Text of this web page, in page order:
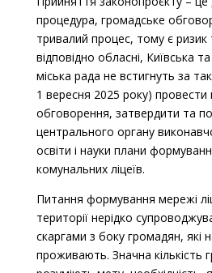
процедура, громадське
тривалий процес, тому є
відповідно обласні, Київська
міська рада не встигнуть за
1 вересня 2025 року) провести
обговорення, затвердити та
центрального органу
освіти і науки плани
комунальних ліцеїв.
Питання формування мережі
території нерідко
скаргами з боку громадян, які
проживають. Значна кількість